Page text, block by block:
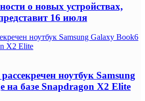
о новых устройствах,
16 июля
ноутбук Samsung Galaxy Book6
X2 Elite
ноутбук Samsung
на базе Snapdragon X2 Elite